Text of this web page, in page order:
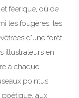
féerique, où de
les fougères, les
d'une forêt
illustrateurs en
à chaque
pointus,
aux